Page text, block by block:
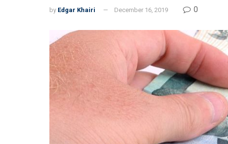
by Edgar Khairi December 16, 2019 0